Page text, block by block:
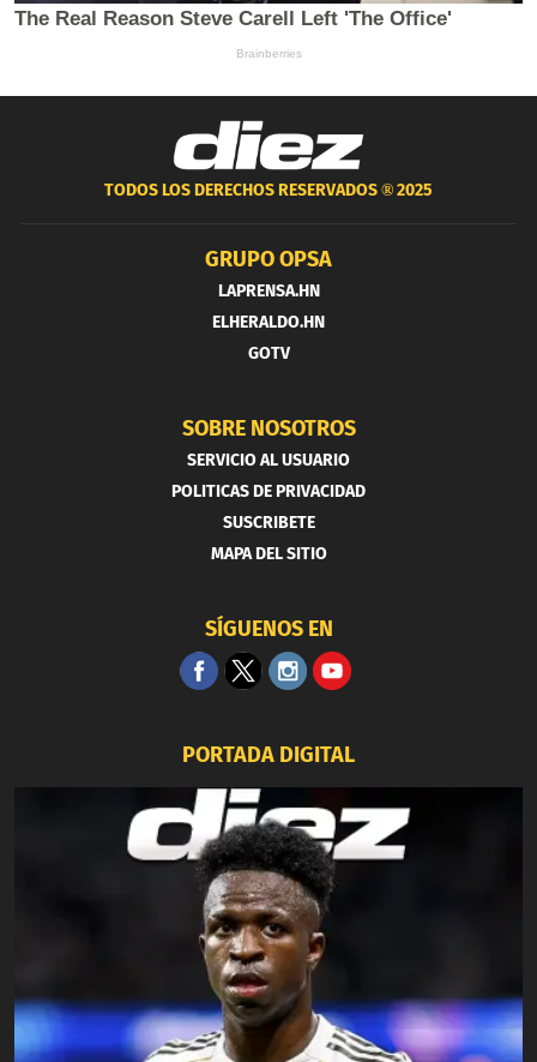
TODOS LOS DERECHOS RESERVADOS ®2025
GRUPO OPSA
LAPRENSA.HN
ELHERALDO.HN
GOTV
SOBRE NOSOTROS
SERVICIO AL USUARIO
POLITICAS DE PRIVACIDAD
SUSCRIBETE
MAPA DEL SITIO
SÍGUENOS EN
PORTADA DIGITAL